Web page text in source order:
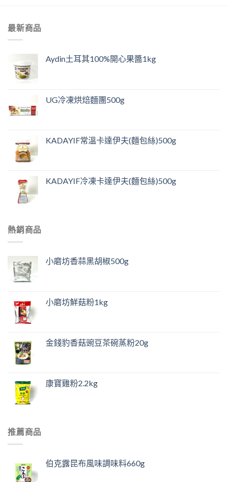
最新商品
Aydin土耳其100%開心果醬1kg
UG冷凍烘焙麵團500g
KADAYIF常溫卡達伊夫(麵包絲)500g
KADAYIF冷凍卡達伊夫(麵包絲)500g
熱銷商品
小磨坊香蒜黑胡椒500g
小磨坊鮮菇粉1kg
金錢豹香菇豌豆茶碗蒸粉20g
康寶雞粉2.2kg
推薦商品
伯克露昆布風味調味料660g